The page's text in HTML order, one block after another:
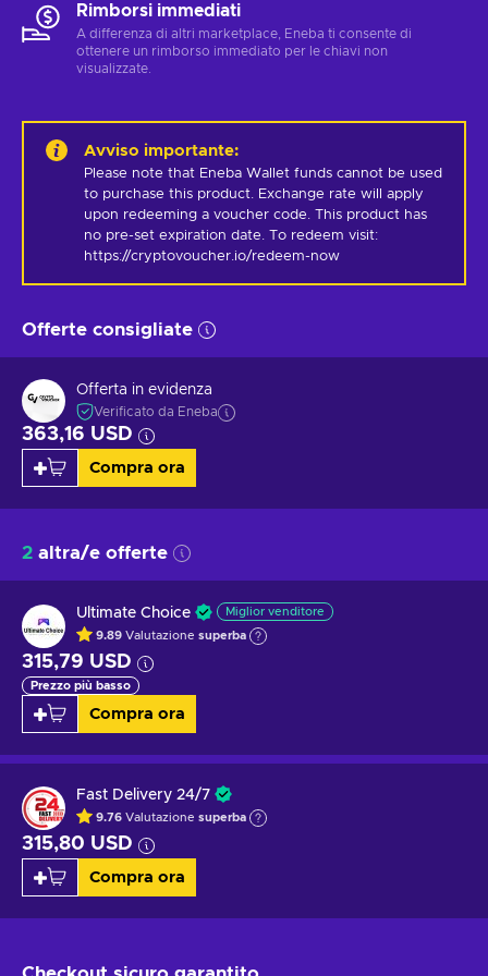
Rimborsi immediati
A differenza di altri marketplace, Eneba ti consente di
ottenere un rimborso immediato per le chiavi non
visualizzate.
Avviso importante:
Please note that Eneba Wallet funds cannot be used
to purchase this product. Exchange rate will apply
upon redeeming a voucher code. This product has
no pre-set expiration date. To redeem visit:
https://cryptovoucher.io/redeem-now
Offerte consigliate
Offerta in evidenza
Verificato da Eneba
363,16 USD
Compra ora
2 altra/e offerte
Ultimate Choice Miglior venditore
9.89 Valutazione superba
315,79 USD
Prezzo più basso
Compra ora
Fast Delivery 24/7
9.76 Valutazione superba
315,80 USD
Compra ora